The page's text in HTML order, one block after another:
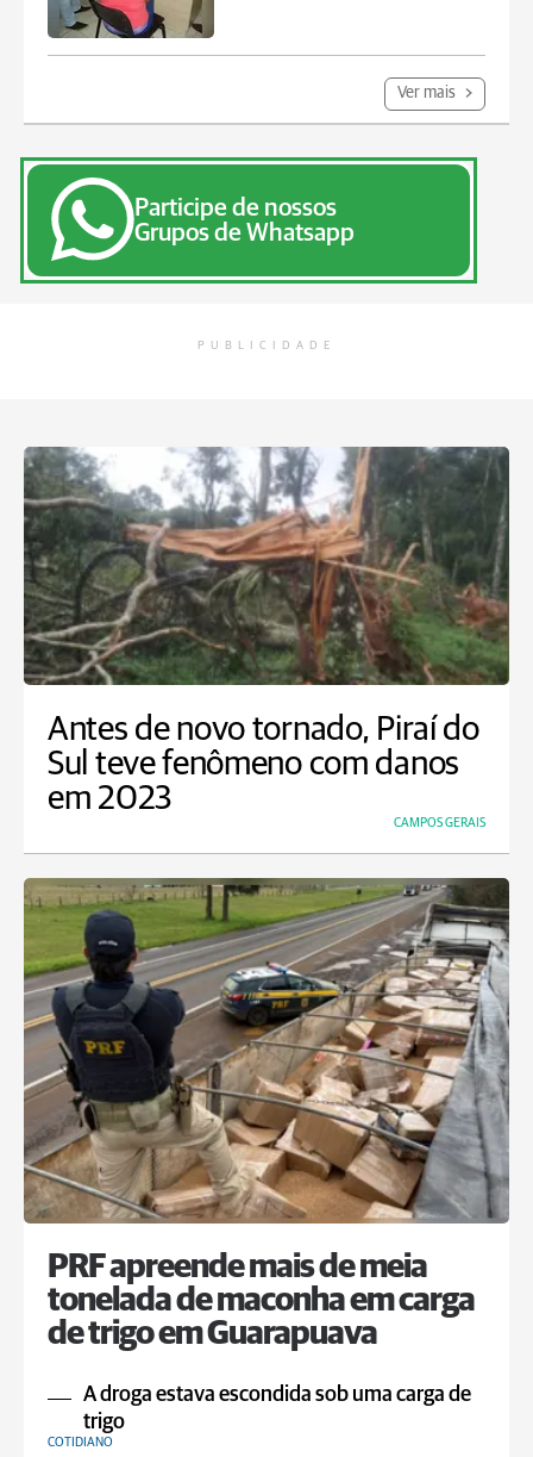
Ver mais
Participe de nossos
Grupos de Whatsapp
PUBLICIDADE
Antes de novo tornado, Piraí do
Sul teve fenômeno com danos
em 2023
CAMPOS GERAIS
PRF apreende mais de meia
tonelada de maconha em carga
de trigo em Guarapuava
A droga estava escondida sob uma carga de
trigo
COTIDIANO